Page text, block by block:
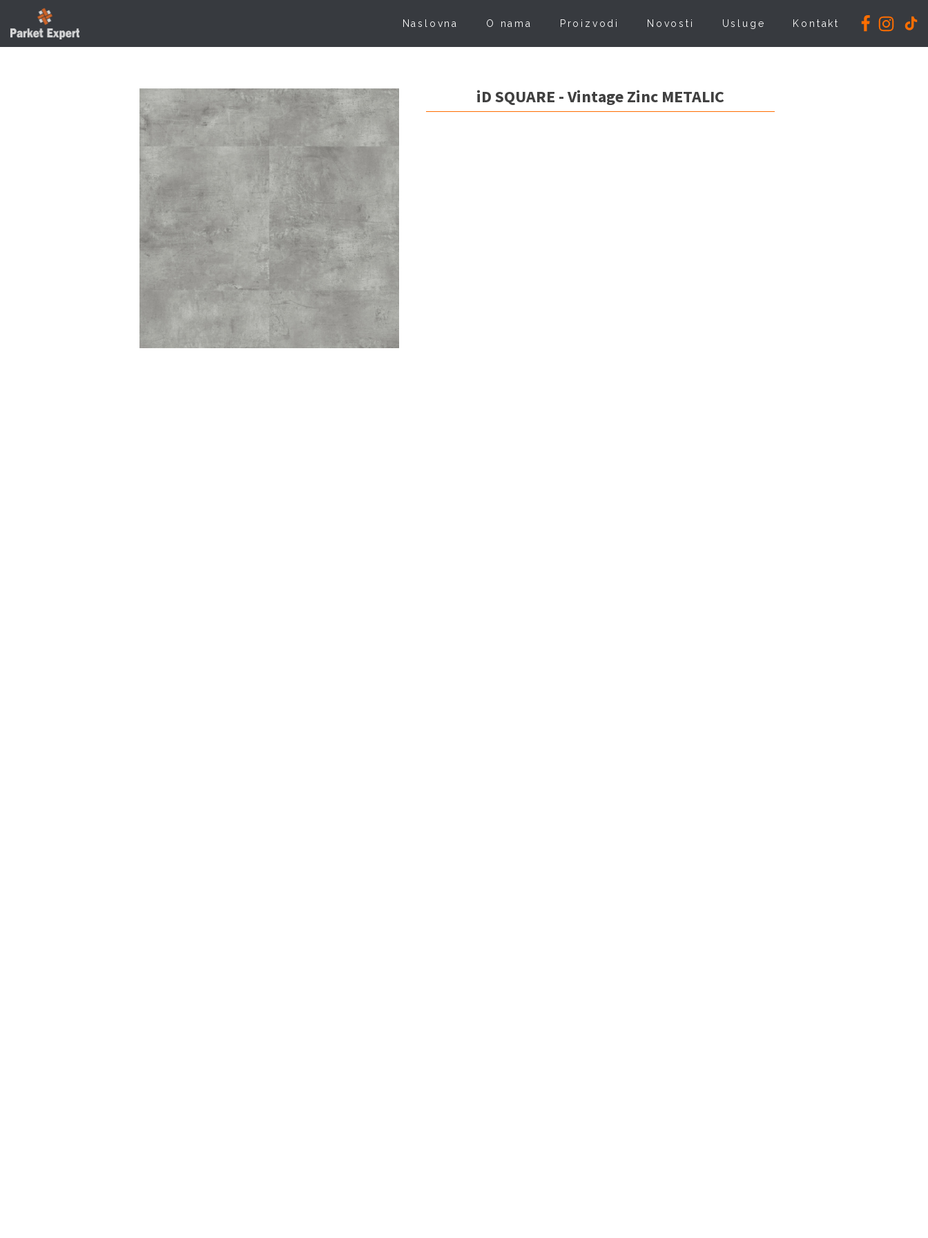
Naslovna O nama Proizvodi Novosti Usluge Kontakt
iD SQUARE - Vintage Zinc METALIC